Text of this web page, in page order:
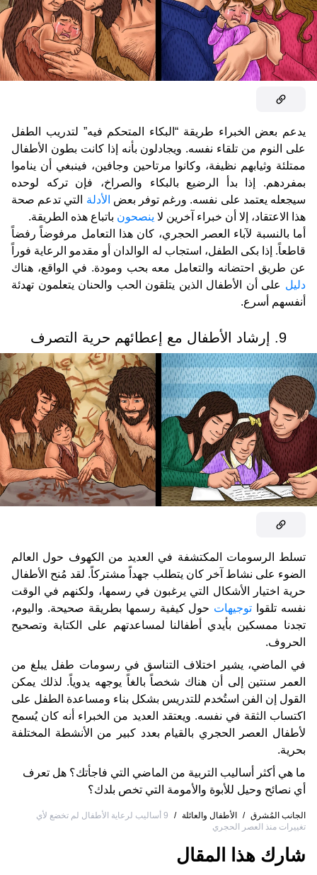
يدعم بعض الخبراء طريقة “البكاء المتحكم فيه” لتدريب الطفل
على النوم من تلقاء نفسه. ويجادلون بأنه إذا كانت بطون الأطفال
ممتلئة وثيابهم نظيفة، وكانوا مرتاحين وجافين، فينبغي أن يناموا
بمفردهم. إذا بدأ الرضيع بالبكاء والصراخ، فإن تركه لوحده
سيجعله يعتمد على نفسه. ورغم توفر بعض الأدلة التي تدعم صحة
هذا الاعتقاد، إلا أن خبراء آخرين لا ينصحون باتباع هذه الطريقة.
أما بالنسبة لآباء العصر الحجري، كان هذا التعامل مرفوضاً رفضاً
قاطعاً. إذا بكى الطفل، استجاب له الوالدان أو مقدمو الرعاية فوراً
عن طريق احتضانه والتعامل معه بحب ومودة. في الواقع، هناك
دليل على أن الأطفال الذين يتلقون الحب والحنان يتعلمون تهدئة
أنفسهم أسرع.
9. إرشاد الأطفال مع إعطائهم حرية التصرف
تسلط الرسومات المكتشفة في العديد من الكهوف حول العالم
الضوء على نشاط آخر كان يتطلب جهداً مشتركاً. لقد مُنح الأطفال
حرية اختيار الأشكال التي يرغبون في رسمها، ولكنهم في الوقت
نفسه تلقوا توجيهات حول كيفية رسمها بطريقة صحيحة. واليوم،
تجدنا ممسكين بأيدي أطفالنا لمساعدتهم على الكتابة وتصحيح
الحروف.
في الماضي، يشير اختلاف التناسق في رسومات طفل يبلغ من
العمر سنتين إلى أن هناك شخصاً بالغاً يوجهه يدوياً. لذلك يمكن
القول إن الفن استُخدم للتدريس بشكل بناء ومساعدة الطفل على
اكتساب الثقة في نفسه. ويعتقد العديد من الخبراء أنه كان يُسمح
لأطفال العصر الحجري بالقيام بعدد كبير من الأنشطة المختلفة
بحرية.
ما هي أكثر أساليب التربية من الماضي التي فاجأتك؟ هل تعرف
أي نصائح وحيل للأبوة والأمومة التي تخص بلدك؟
الجانب المُشرق / الأطفال والعائلة /
9 أساليب لرعاية الأطفال لم تخضع لأي
تغييرات منذ العصر الحجري
شارك هذا المقال